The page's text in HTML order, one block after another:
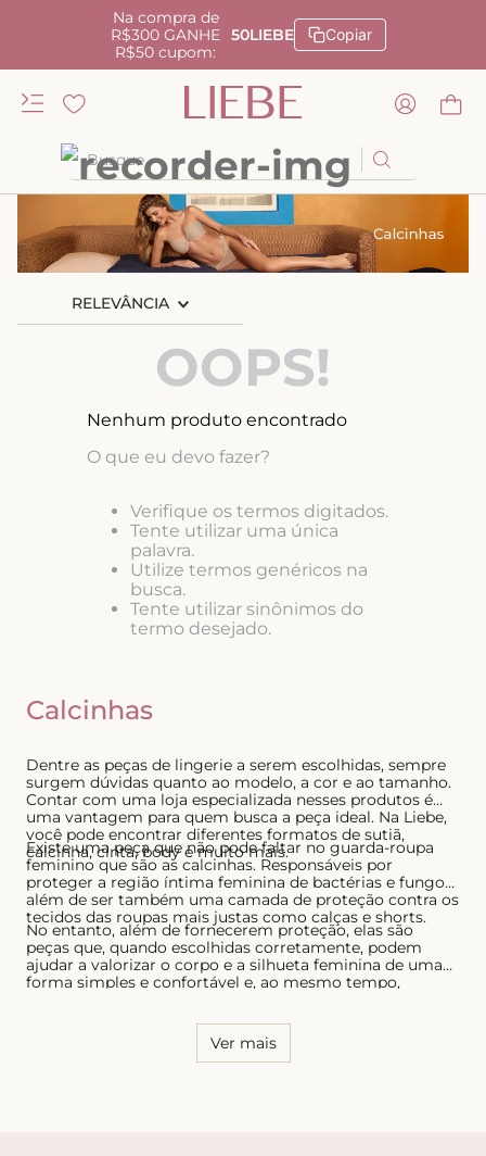
Na compra de
R$300 GANHE
R$50 cupom:
50LIEBE Copiar
Busque
RELEVÂNCIA
OOPS!
Nenhum produto encontrado
O que eu devo fazer?
Verifique os termos digitados.
Tente utilizar uma única
palavra.
Utilize termos genéricos na
busca.
Tente utilizar sinônimos do
termo desejado.
Calcinhas
Dentre as peças de lingerie a serem escolhidas, sempre
surgem dúvidas quanto ao modelo, a cor e ao tamanho.
Contar com uma loja especializada nesses produtos é
uma vantagem para quem busca a peça ideal. Na Liebe,
você pode encontrar diferentes formatos de sutiã,
calcinha, cinta, body e muito mais.
Existe uma peça que não pode faltar no guarda-roupa
feminino que são as calcinhas. Responsáveis por
proteger a região íntima feminina de bactérias e fungos,
além de ser também uma camada de proteção contra os
tecidos das roupas mais justas como calças e shorts.
No entanto, além de fornecerem proteção, elas são
peças que, quando escolhidas corretamente, podem
ajudar a valorizar o corpo e a silhueta feminina de uma
forma simples e confortável e, ao mesmo tempo,
caimento, tanto para as calcinhas quanto para os sutiãs.
Ver mais
TERMOS MAIS BUSCADOS
kiss me
sutiã